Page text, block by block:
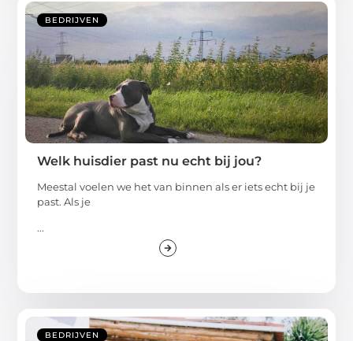
BEDRIJVEN
Welk huisdier past nu echt bij jou?
Meestal voelen we het van binnen als er iets echt bij je
past. Als je
...
BEDRIJVEN